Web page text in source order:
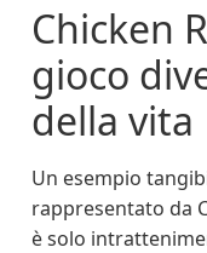
Chicken
gioco
della vita
Un esempio
rappresentato da
è solo